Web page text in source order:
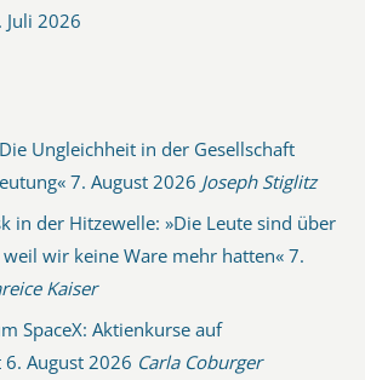
Juli 2026
Ungleichheit in der Gesellschaft
7. August 2026 Joseph Stiglitz
in der Hitzewelle: »Die Leute sind über
wir keine Ware mehr hatten« 7.
Kaiser
SpaceX: Aktienkurse auf
6. August 2026 Carla Coburger